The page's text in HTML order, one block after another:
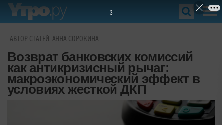
АВТОР СТАТЕЙ: АННА СОРОКИНА
Возврат банковских комиссий
как антикризисный рычаг:
макроэкономический эффект в
условиях жесткой ДКП
2